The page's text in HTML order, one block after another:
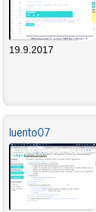
19.9.2017
luento07